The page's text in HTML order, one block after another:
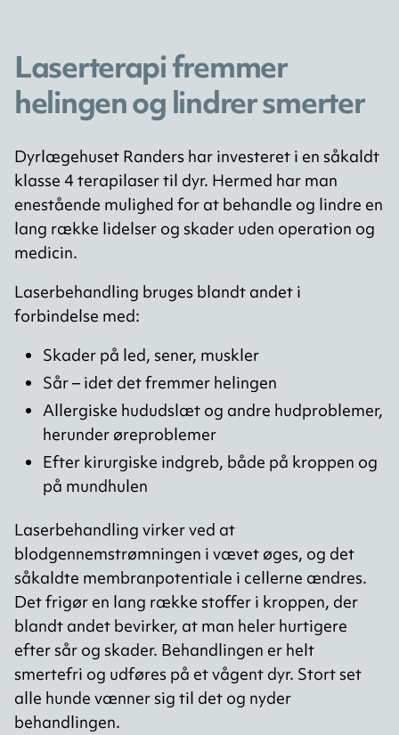
Laserterapi fremmer
helingen og lindrer smerter
Dyrlægehuset Randers har investeret i en såkaldt
klasse 4 terapilaser til dyr. Hermed har man
enestående mulighed for at behandle og lindre en
lang række lidelser og skader uden operation og
medicin.
Laserbehandling bruges blandt andet i
forbindelse med:
Skader på led, sener, muskler
Sår – idet det fremmer helingen
Allergiske hududslæt og andre hudproblemer,
herunder øreproblemer
Efter kirurgiske indgreb, både på kroppen og
på mundhulen
Laserbehandling virker ved at
blodgennemstrømningen i vævet øges, og det
såkaldte membranpotentiale i cellerne ændres.
Det frigør en lang række stoffer i kroppen, der
blandt andet bevirker, at man heler hurtigere
efter sår og skader. Behandlingen er helt
smertefri og udføres på et vågent dyr. Stort set
alle hunde vænner sig til det og nyder
behandlingen.